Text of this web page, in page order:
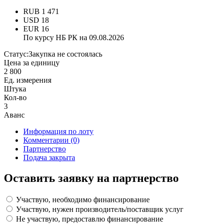
RUB 1 471
USD 18
EUR 16
По курсу НБ РК на 09.08.2026
Статус:Закупка не состоялась
Цена за единицу
2 800
Ед. измерения
Штука
Кол-во
3
Аванс
Информация по лоту
Комментарии (0)
Партнерство
Подача закрыта
Оставить заявку на партнерство
Участвую, необходимо финансирование
Участвую, нужен производитель/поставщик услуг
Не участвую, предоставлю финансирование